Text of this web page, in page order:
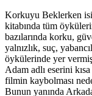
Korkuyu Beklerken
kitabında tüm
bazılarında korku,
yalnızlık, suç,
öykülerinde yer
Adam adlı eserini
filmin kaybolması
Bunun yanında